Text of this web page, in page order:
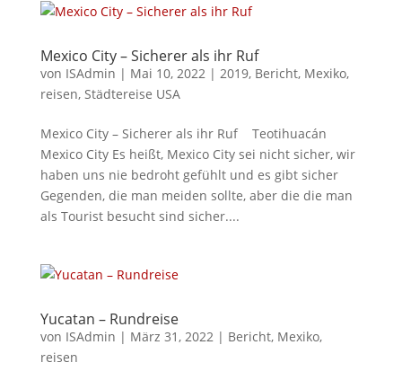
Mexico City – Sicherer als ihr Ruf
von ISAdmin | Mai 10, 2022| 2019, Bericht, Mexiko,
reisen, Städtereise USA
Mexico City – Sicherer als ihr Ruf Teotihuacán
Mexico City Es heißt, Mexico City sei nicht sicher, wir
haben uns nie bedroht gefühlt und es gibt sicher
Gegenden, die man meiden sollte, aber die die man
als Tourist besucht sind sicher....
Yucatan – Rundreise
von ISAdmin | März 31, 2022| Bericht, Mexiko,
reisen